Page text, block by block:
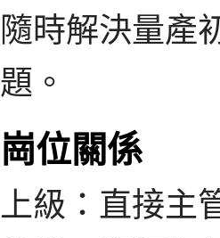
隨時解決量產
題。
崗位關係
上級：直接主